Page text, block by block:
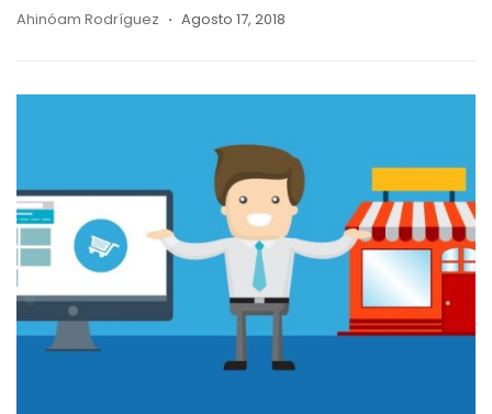
Ahinóam Rodríguez Agosto 17, 2018